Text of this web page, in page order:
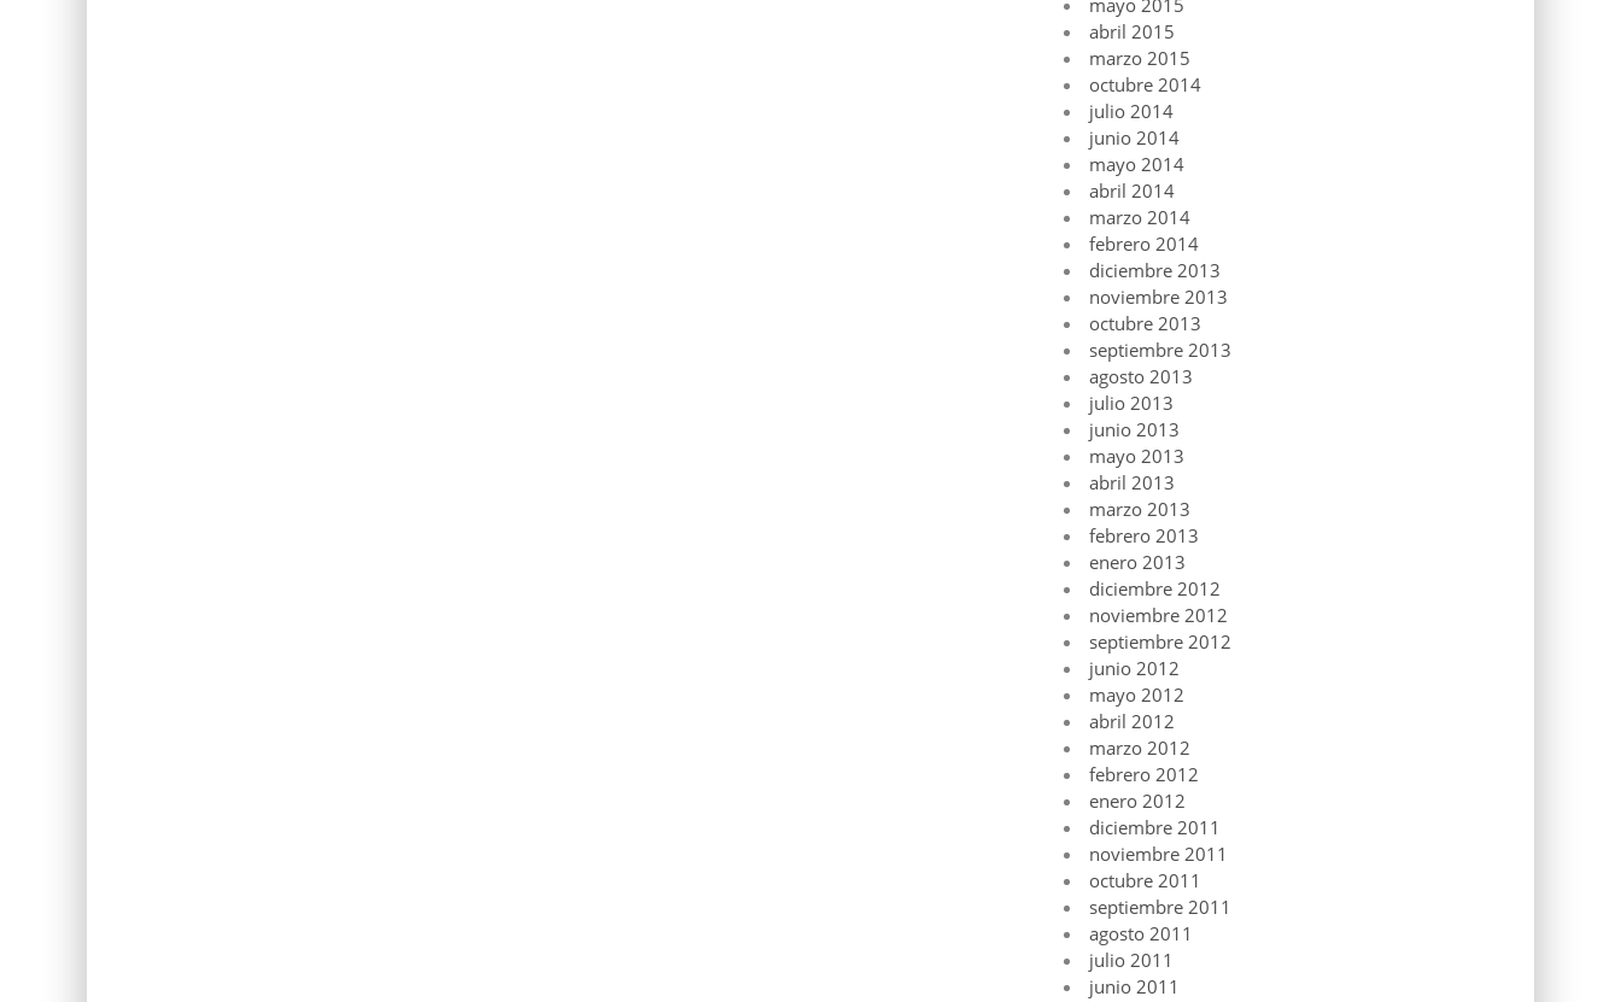
mayo 2015
abril 2015
marzo 2015
octubre 2014
julio 2014
junio 2014
mayo 2014
abril 2014
marzo 2014
febrero 2014
diciembre 2013
noviembre 2013
octubre 2013
septiembre 2013
agosto 2013
julio 2013
junio 2013
mayo 2013
abril 2013
marzo 2013
febrero 2013
enero 2013
diciembre 2012
noviembre 2012
septiembre 2012
junio 2012
mayo 2012
abril 2012
marzo 2012
febrero 2012
enero 2012
diciembre 2011
noviembre 2011
octubre 2011
septiembre 2011
agosto 2011
julio 2011
junio 2011